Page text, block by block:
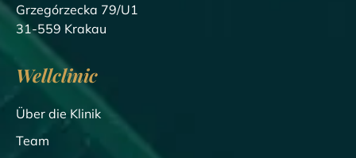
Grzegórzecka 79/U1
31-559 Krakau
Wellclinic
Über die Klinik
Team